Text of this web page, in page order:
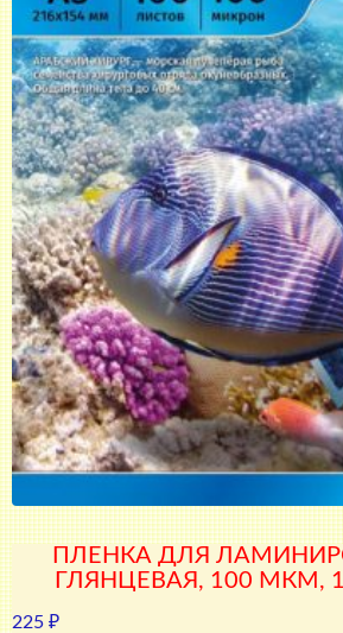
ПЛЕНКА ДЛЯ
ГЛЯНЦЕВАЯ, 100 МКМ,
225 ₽